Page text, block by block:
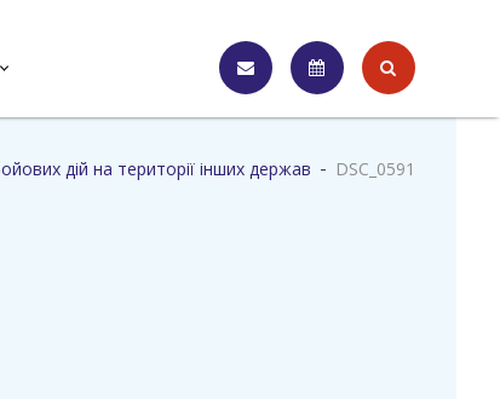
Інтернет
приймальня
Графік
прийому
громадян
Пошук
дій на території інших держав - DSC_0591